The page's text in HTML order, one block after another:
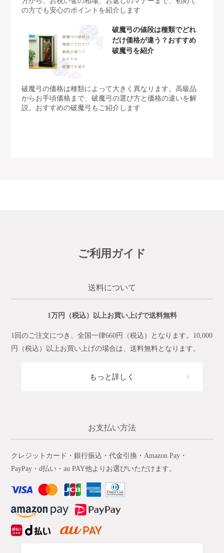
の方でも安心のポイントを紹介します
破魔弓の値段は種類でどれ
だけ価格が違う？おすすめ
破魔弓を紹介
破魔弓の価格は種類によって大きく異なります。高級品
からお手頃価格まで、破魔弓の選び方と価格の違いを解
説。おすすめの破魔弓もご紹介します
ご利用ガイド
送料について
1万円（税込）以上お買い上げで送料無料
1回のご注文につき、全国一律660円（税込）となります。10,000
円（税込）以上お買い上げの場合は、送料無料となります。
もっと詳しく
お支払い方法
クレジットカード・銀行振込・代金引換・Amazon Pay・
PayPay・d払い・au PAY他よりお選びいただけます。